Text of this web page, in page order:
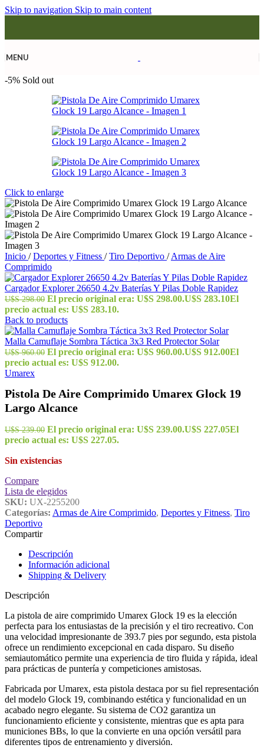
Skip to navigation Skip to main content
MENU
-5% Sold out
Click to enlarge
Inicio / Deportes y Fitness / Tiro Deportivo / Armas de Aire
Comprimido
Cargador Explorer 26650 4.2v Baterías Y Pilas Doble Rapidez
U$S298.00 El precio original era: U$S 298.00.U$S 283.10El
precio actual es: U$S 283.10.
Back to products
Malla Camuflaje Sombra Táctica 3x3 Red Protector Solar
U$S960.00 El precio original era: U$S 960.00.U$S 912.00El
precio actual es: U$S 912.00.
Umarex
Pistola De Aire Comprimido Umarex Glock 19
Largo Alcance
U$S239.00 El precio original era: U$S 239.00.U$S 227.05El
precio actual es: U$S 227.05.
Sin existencias
Compare
Lista de elegidos
SKU: UX-2255200
Categorías: Armas de Aire Comprimido, Deportes y Fitness, Tiro
Deportivo
Compartir
Descripción
Información adicional
Shipping & Delivery
Descripción
La pistola de aire comprimido Umarex Glock 19 es la elección
perfecta para los entusiastas de la precisión y el tiro recreativo. Con
una velocidad impresionante de 393.7 pies por segundo, esta pistola
ofrece un rendimiento excepcional en cada disparo. Su diseño
semiautomático permite una experiencia de tiro fluida y rápida, ideal
para prácticas de puntería y competiciones amistosas.
Fabricada por Umarex, esta pistola destaca por su fiel representación
del modelo Glock 19, combinando estética y funcionalidad en un
acabado negro elegante. Su sistema de CO2 garantiza un
funcionamiento eficiente y consistente, mientras que es apta para
municiones BBs, lo que la convierte en una opción versátil para
diferentes tipos de entrenamiento y diversión.